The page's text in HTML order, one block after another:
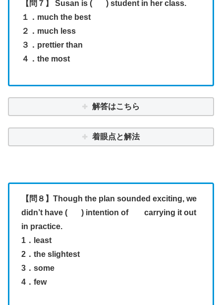
【問７】 Susan is ( ) student in her class.
１．much the best
２．much less
３．prettier than
４．the most
解答はこちら
着眼点と解法
【問８】Though the plan sounded exciting, we
didn’t have ( ) intention of carrying it out
in practice.
1．least
2．the slightest
3．some
4．few